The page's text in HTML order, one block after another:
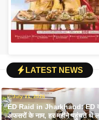
LATEST NEWS
July 31, 2026
ED Raid in Jharkhand: ED को
अफसरों के नाम, हर महीने पहुंचते थे